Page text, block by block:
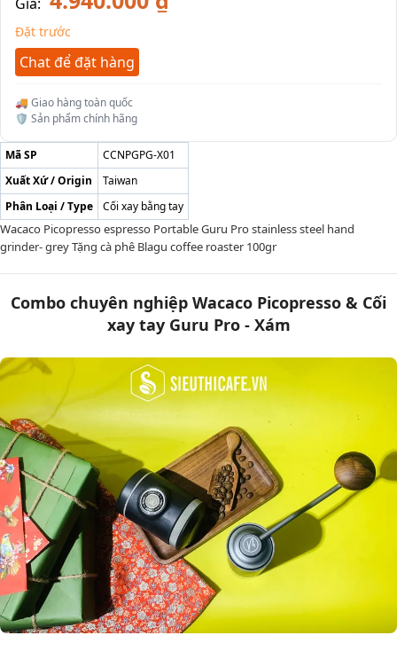
Đặt trước
Chat để đặt hàng
🚚 Giao hàng toàn quốc
🛡️ Sản phẩm chính hãng
Mã SP
CCNPGPG-X01
Xuất Xứ / Origin
Taiwan
Phân Loại / Type
Cối xay bằng tay
Wacaco Picopresso espresso Portable Guru Pro stainless steel hand
grinder- grey Tặng cà phê Blagu coffee roaster 100gr
Combo chuyên nghiệp Wacaco Picopresso & Cối
xay tay Guru Pro - Xám